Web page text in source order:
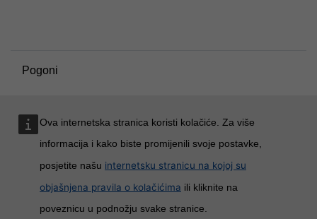
Ova internetska stranica koristi kolačiće. Za više
informacija i kako biste promijenili svoje postavke,
posjetite našu internetsku stranicu na kojoj su
objašnjena pravila o kolačićima ili kliknite na
poveznicu u podnožju svake stranice.
Pogoni